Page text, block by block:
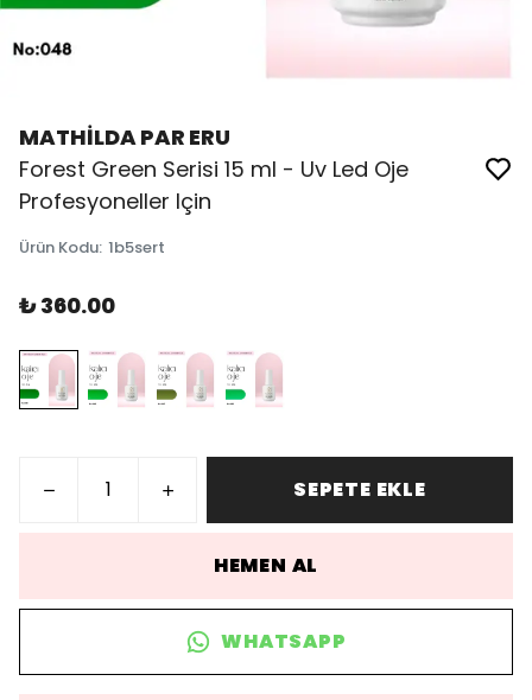
MATHİLDA PAR ERU
Forest Green Serisi 15 ml - Uv Led Oje
Profesyoneller Için
Ürün Kodu: 1b5sert
₺ 360.00
SEPETE EKLE
HEMEN AL
WHATSAPP